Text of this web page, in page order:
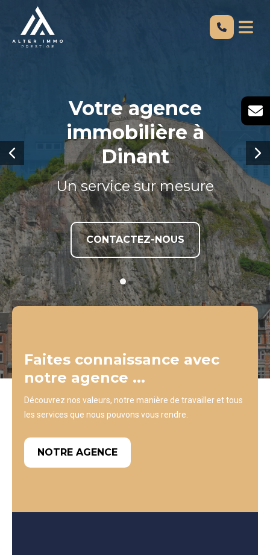
Votre agence
immobilière à
Dinant
Un service sur mesure
CONTACTEZ-NOUS
Votre agence
immobilière à
Dinant
Un service sur mesure
CONTACTEZ-NOUS
Faites connaissance avec
notre agence ...
Découvrez nos valeurs, notre manière de travailler et tous
les services que nous pouvons vous rendre.
NOTRE AGENCE